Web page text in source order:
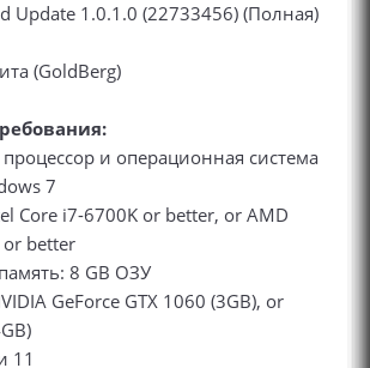
Update 1.0.1.0 (22733456) (Полная)
(GoldBerg)
и операционная система
7
Core i7-6700K or better, or AMD
or better
8 GB ОЗУ
GeForce GTX 1060 (3GB), or
11